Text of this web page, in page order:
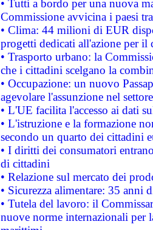
• Tutti a bordo per una nuova
Commissione avvicina i paesi
• Clima: 44 milioni di EUR
progetti dedicati all'azione per il
• Trasporto urbano: la
che i cittadini scelgano la
• Occupazione: un nuovo
agevolare l'assunzione nel
• L'UE facilita l'accesso ai dati
• L'istruzione e la formazione
secondo un quarto dei cittadini
• I diritti dei consumatori
di cittadini
• Relazione sul mercato dei
• Sicurezza alimentare: 35 anni
• Tutela del lavoro: il
nuove norme internazionali per